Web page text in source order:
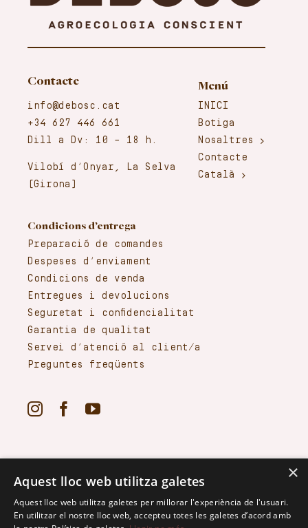
Menú
INICI
Botiga
Nosaltres
Contacte
Català
Contacte
info@debosc.cat
+34 627 446 661
Dill a Dv: 10 – 18 h.
Vilobí d’Onyar, La Selva
(Girona)
Condicions d’entrega
Preparació de comandes
Despeses d’enviament
Condicions de venda
Entregues i devolucions
Seguretat i confidencialitat
Garantia de qualitat
Servei d’atenció al client/a
Preguntes freqüents
×
Aquest lloc web utilitza galetes
Aquest lloc web utilitza galetes per millorar l'experiència de l'usuari.
En utilitzar el nostre lloc web, accepteu totes les galetes d’acord amb